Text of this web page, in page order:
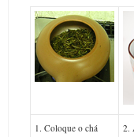
1. Coloque o chá
2.